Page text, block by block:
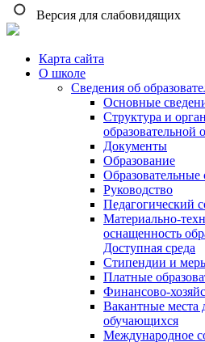
Версия для слабовидящих
Карта сайта
О школе
Сведения об
Основные
Структура и
образовательной
Документы
Образование
Образовательные
Руководство
Педагогический
Материально-
оснащенность
Доступная среда
Стипендии и
Платные
Финансово-
Вакантные места
обучающихся
Международное